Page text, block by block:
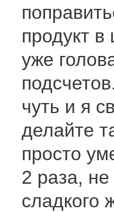
продукт
уже
чуть и я
делайте
просто
2 раза,
сладкого